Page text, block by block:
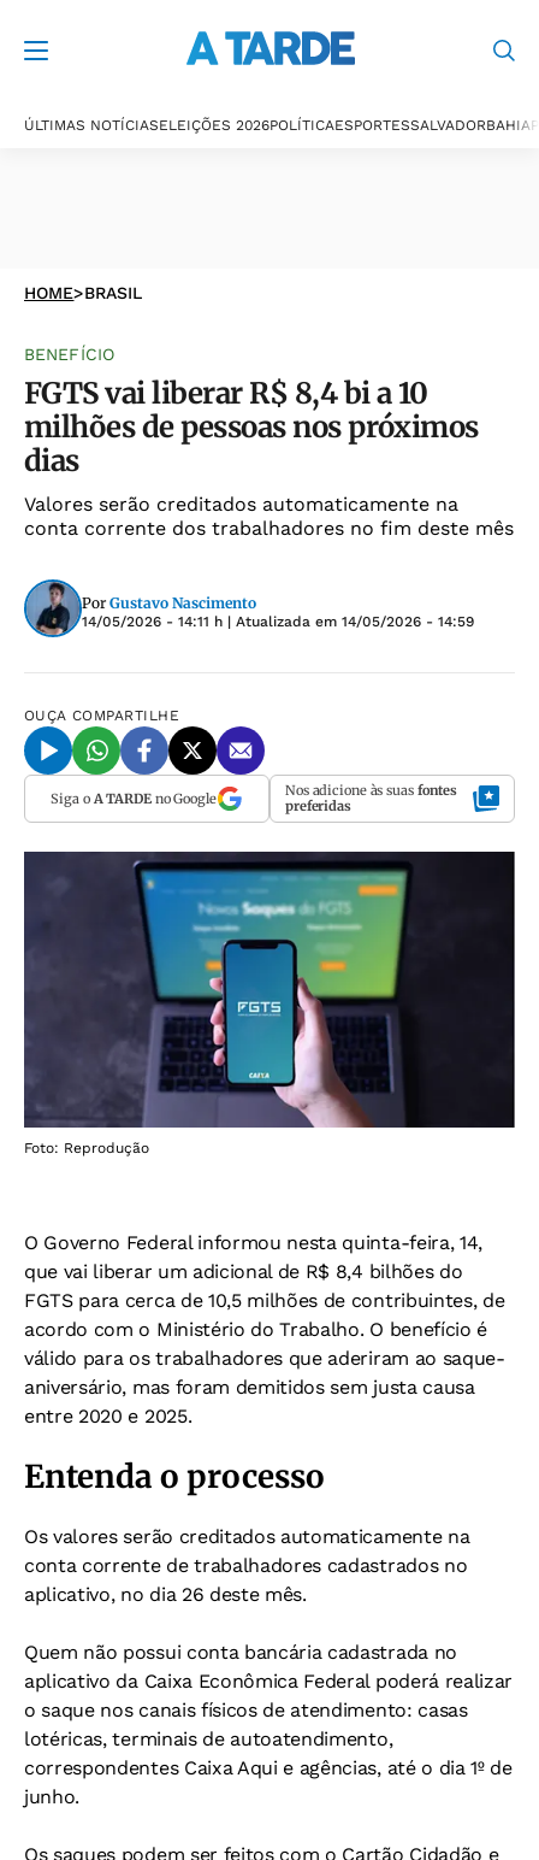
ÚLTIMAS NOTÍCIASELEIÇÕES 2026POLÍTICAESPORTESSALVADORBAHIA
HOME>BRASIL
BENEFÍCIO
FGTS vai liberar R$ 8,4 bi a 10
milhões de pessoas nos próximos
dias
Valores serão creditados automaticamente na
conta corrente dos trabalhadores no fim deste mês
Por Gustavo Nascimento
14/05/2026 - 14:11 h | Atualizada em 14/05/2026 - 14:59
OUÇA COMPARTILHE
Siga o A TARDEno Google Nos adicione às suas fontes
preferidas
Foto: Reprodução
O Governo Federal informou nesta quinta-feira, 14,
que vai liberar um adicional de R$ 8,4 bilhões do
FGTS para cerca de 10,5 milhões de contribuintes, de
acordo com o Ministério do Trabalho. O benefício é
válido para os trabalhadores que aderiram ao saque-
aniversário, mas foram demitidos sem justa causa
entre 2020 e 2025.
Entenda o processo
Os valores serão creditados automaticamente na
conta corrente de trabalhadores cadastrados no
aplicativo, no dia 26 deste mês.
Quem não possui conta bancária cadastrada no
aplicativo da Caixa Econômica Federal poderá realizar
o saque nos canais físicos de atendimento: casas
lotéricas, terminais de autoatendimento,
correspondentes Caixa Aqui e agências, até o dia 1º de
junho.
Os saques podem ser feitos com o Cartão Cidadão e